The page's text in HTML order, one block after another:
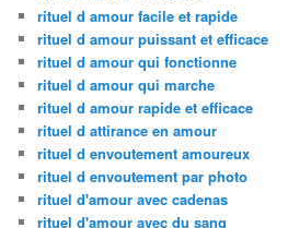
rituel d amour facile et rapide
rituel d amour puissant et efficace
rituel d amour qui fonctionne
rituel d amour qui marche
rituel d amour rapide et efficace
rituel d attirance en amour
rituel d envoutement amoureux
rituel d envoutement par photo
rituel d'amour avec cadenas
rituel d'amour avec du sang